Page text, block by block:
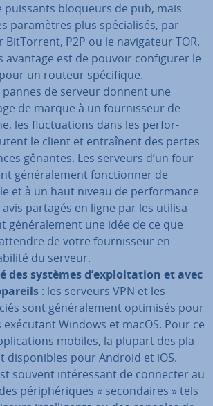
puissants bloqueurs de pub, mais
pa­ra­mètres plus spé­cia­li­sés, par
Bit­Tor­rent, P2P ou le na­vi­ga­teur TOR.
avantage est de pouvoir con­fi­gu­rer le
un routeur spé­ci­fique.
pannes de serveur donnent une
de marque à un four­nis­seur de
les fluc­tua­tions dans les per­for­
le client et en­traî­nent des pertes
gênantes. Les serveurs d’un four­
gé­né­ra­le­ment fonc­tion­ner de
et à un haut niveau de per­for­mance
avis partagés en ligne par les uti­li­sa­
gé­né­ra­le­ment une idée de ce que
de votre four­nis­seur en
du serveur.
des systèmes d’ex­ploi­ta­tion et avec
: les serveurs VPN et les
sont gé­né­ra­le­ment optimisés pour
exécutant Windows et macOS. Pour ce
mobiles, la plupart des pla­
dis­po­nibles pour Android et iOS.
souvent in­té­res­sant de connecter au
pé­ri­phé­riques « se­con­daires » tels